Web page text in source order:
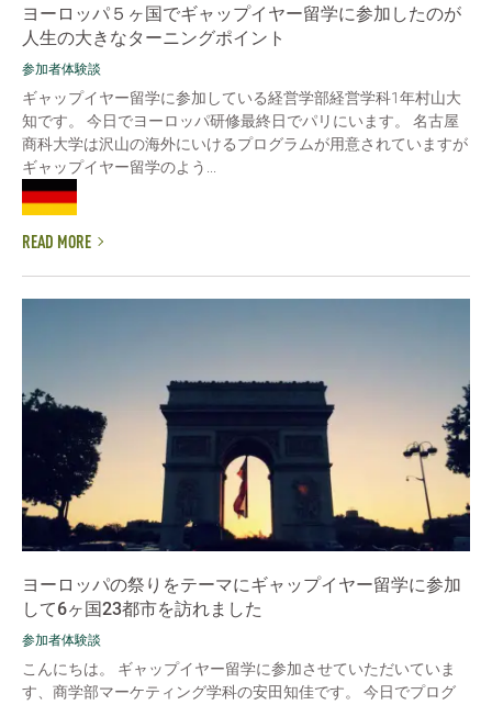
ヨーロッパ５ヶ国でギャップイヤー留学に参加したのが
人生の大きなターニングポイント
参加者体験談
ギャップイヤー留学に参加している経営学部経営学科1年村山大
知です。 今日でヨーロッパ研修最終日でパリにいます。 名古屋
商科大学は沢山の海外にいけるプログラムが用意されていますが
ギャップイヤー留学のよう...
READ MORE
ヨーロッパの祭りをテーマにギャップイヤー留学に参加
して6ヶ国23都市を訪れました
参加者体験談
こんにちは。 ギャップイヤー留学に参加させていただいていま
す、商学部マーケティング学科の安田知佳です。 今日でプログ